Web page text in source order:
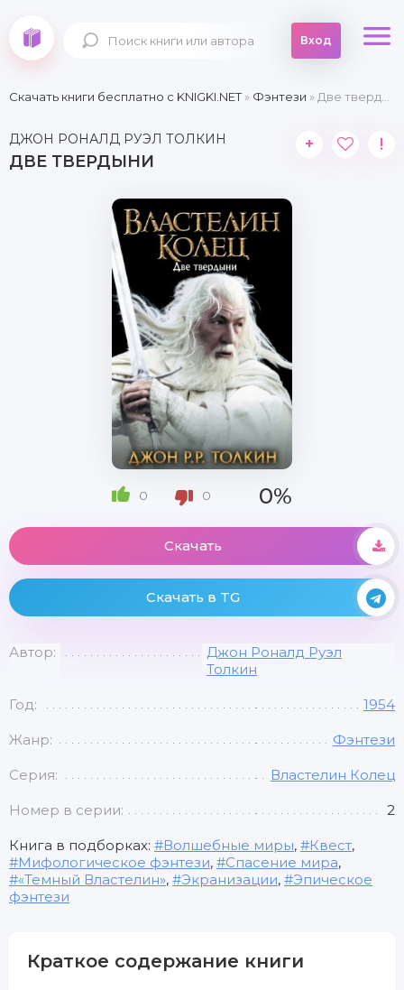
Вход
Скачать книги бесплатно c KNIGKI.NET» Фэнтези » Две твердыни
ДЖОН РОНАЛД РУЭЛ ТОЛКИН
ДВЕ ТВЕРДЫНИ
+ !
0 0 0%
Скачать
Скачать в TG
Автор:
Джон Роналд Руэл
Толкин
Год: 1954
Жанр: Фэнтези
Серия: Властелин Колец
Номер в серии: 2
Книга в подборках: Волшебные миры, Квест,
Мифологическое фэнтези, Спасение мира,
«Темный Властелин», Экранизации,
Эпическое
фэнтези
Краткое содержание книги